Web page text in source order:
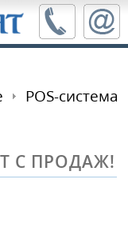
POS-система
С ПРОДАЖ!